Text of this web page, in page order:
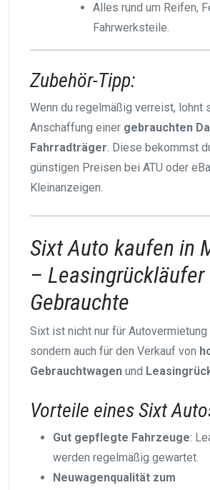
Alles rund um Reifen,
Fahrwerksteile.
Zubehör-Tipp:
Wenn du regelmäßig verreist, lohnt
Anschaffung einer gebrauchten
Fahrradträger. Diese bekommst
günstigen Preisen bei ATU oder
Kleinanzeigen.
Sixt Auto kaufen in
– Leasingrückläufer
Gebrauchte
Sixt ist nicht nur für Autovermietung
sondern auch für den Verkauf von
Gebrauchtwagen und
Vorteile eines Sixt
Gut gepflegte Fahrzeuge:
werden regelmäßig gewartet.
Neuwagenqualität zum